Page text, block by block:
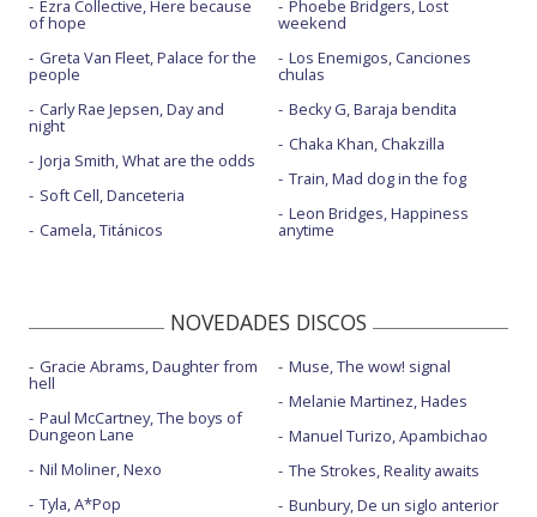
Ezra Collective, Here because
of hope
Greta Van Fleet, Palace for the
people
Carly Rae Jepsen, Day and
night
Jorja Smith, What are the odds
Soft Cell, Danceteria
Camela, Titánicos
Phoebe Bridgers, Lost
weekend
Los Enemigos, Canciones
chulas
Becky G, Baraja bendita
Chaka Khan, Chakzilla
Train, Mad dog in the fog
Leon Bridges, Happiness
anytime
NOVEDADES DISCOS
Gracie Abrams, Daughter from
hell
Paul McCartney, The boys of
Dungeon Lane
Nil Moliner, Nexo
Tyla, A*Pop
Muse, The wow! signal
Melanie Martinez, Hades
Manuel Turizo, Apambichao
The Strokes, Reality awaits
Bunbury, De un siglo anterior